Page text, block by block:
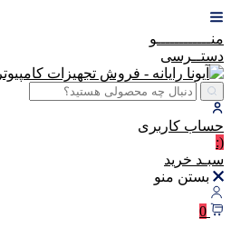
منــــــــــــو
دستــرسی
حساب کاربری
(:
سبـد خرید
بستن منو
0